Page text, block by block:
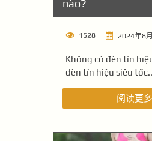
nào?
1528 2024年8
Không có đèn tín
đèn tín hiệu siêu
阅读更多